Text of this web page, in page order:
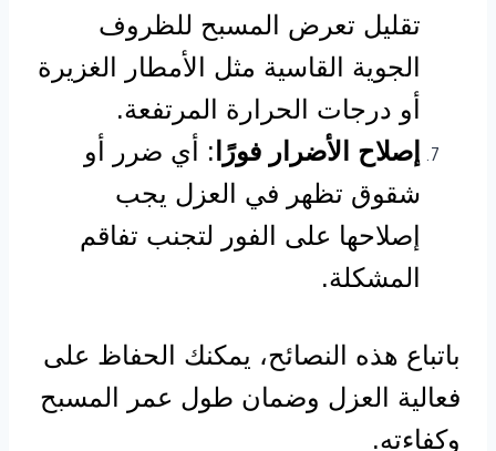
تقليل تعرض المسبح للظروف
الجوية القاسية مثل الأمطار الغزيرة
أو درجات الحرارة المرتفعة.
إصلاح الأضرار فورًا : أي ضرر أو
شقوق تظهر في العزل يجب
إصلاحها على الفور لتجنب تفاقم
المشكلة.
باتباع هذه النصائح، يمكنك الحفاظ على
فعالية العزل وضمان طول عمر المسبح
وكفاءته.